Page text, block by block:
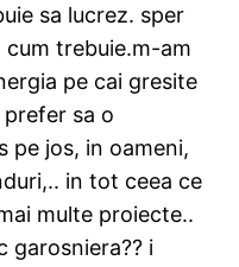
sa lucrez. sper
cum trebuie.m-am
pe cai gresite
prefer sa o
pe jos, in oameni,
in tot ceea ce
multe proiecte..
garosniera?? i